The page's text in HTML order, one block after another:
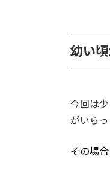
幼い
今回は
がいらっ
その場